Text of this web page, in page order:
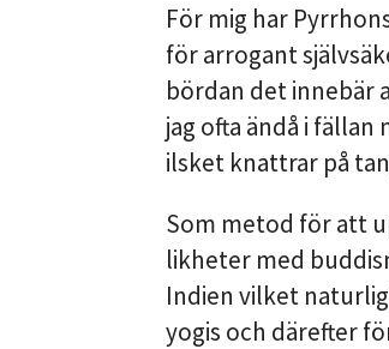
För mig har
för arrogant
bördan det innebär
jag ofta ändå i
ilsket knattrar på
Som metod för att
likheter med
Indien vilket
yogis och därefter